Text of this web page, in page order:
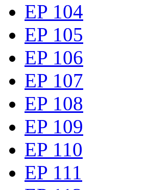
EP 104
EP 105
EP 106
EP 107
EP 108
EP 109
EP 110
EP 111